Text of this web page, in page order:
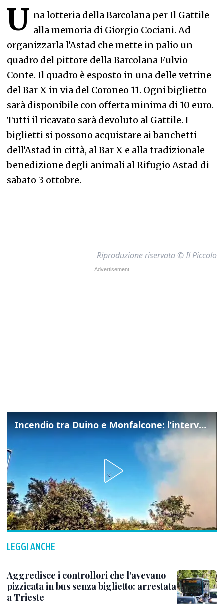
U na lotteria della Barcolana per Il Gattile
alla memoria di Giorgio Cociani. Ad
organizzarla l’Astad che mette in palio un
quadro del pittore della Barcolana Fulvio
Conte. Il quadro è esposto in una delle vetrine
del Bar X in via del Coroneo 11. Ogni biglietto
sarà disponibile con offerta minima di 10 euro.
Tutti il ricavato sarà devoluto al Gattile. I
biglietti si possono acquistare ai banchetti
dell’Astad in città, al Bar X e alla tradizionale
benedizione degli animali al Rifugio Astad di
sabato 3 ottobre.
Riproduzione riservata © Il Piccolo
Incendio tra Duino e Monfalcone: l’intervento dei vigili del fuoco
LEGGI ANCHE
Aggredisce i controllori che l’avevano
pizzicata in bus senza biglietto: arrestata
a Trieste